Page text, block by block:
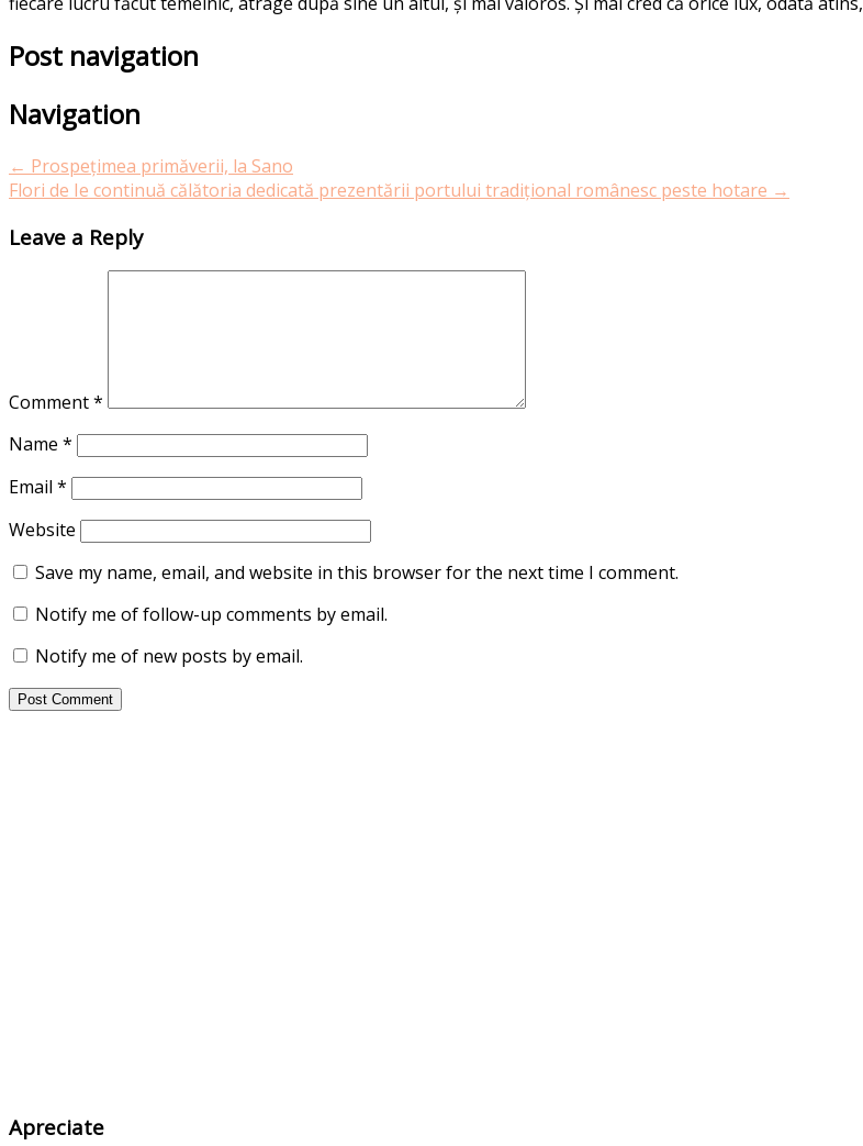
Post navigation
Navigation
← Prospețimea primăverii, la Sano
Flori de Ie continuă călătoria dedicată prezentării portului tradițional românesc peste hotare →
Leave a Reply
Comment*
Name *
Email *
Website
Save my name, email, and website in this browser for the next time I comment.
Notify me of follow-up comments by email.
Notify me of new posts by email.
Apreciate